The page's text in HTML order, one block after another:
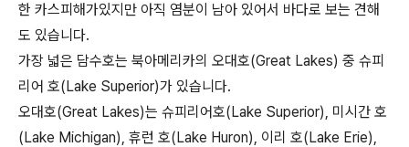
한 카스피해가있지만 아직 염분이 남아 있어서 바다로 보는 견해
도 있습니다.
가장 넓은 담수호는 북아메리카의 오대호(Great Lakes) 중 슈피
리어 호(Lake Superior)가 있습니다.
오대호(Great Lakes)는 슈피리어호(Lake Superior), 미시간 호
(Lake Michigan), 휴런 호(Lake Huron), 이리 호(Lake Erie),